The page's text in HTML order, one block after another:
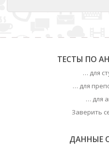
ТЕСТЫ ПО
… для
… для
… для
Заверить
ДАННЫЕ